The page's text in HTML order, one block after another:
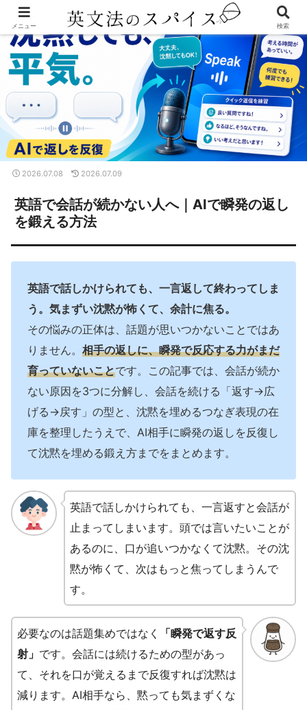
英語で会話が続かない人へ｜AIで瞬発の返し
を鍛える方法
2026.07.08 2026.07.09
英語で話しかけられても、一言返して終わってしま
う。気まずい沈黙が怖くて、余計に焦る。
その悩みの正体は、話題が思いつかないことではあ
りません。 相手の返しに、瞬発で反応する力がまだ
育っていないことです。この記事では、会話が続か
ない原因を3つに分解し、会話を続ける「返す→広
げる→戻す」の型と、沈黙を埋めるつなぎ表現の在
庫を整理したうえで、AI相手に瞬発の返しを反復し
て沈黙を埋める鍛え方までをまとめます。
英語で話しかけられても、一言返すと会話が
止まってしまいます。頭では言いたいことが
あるのに、口が追いつかなくて沈黙。その沈
黙が怖くて、次はもっと焦ってしまうんで
す。
必要なのは話題集めではなく
「瞬発で返す反
射」 です。会話には続けるための型があっ
て、それを口が覚えるまで反復すれば沈黙は
減ります。AI相手なら、黙っても気まずくな
メニュー 検索